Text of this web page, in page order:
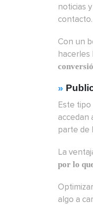
noticias
contacto.
Con un
hacerles
»
Este
accedan
parte de
La
por lo
algo a